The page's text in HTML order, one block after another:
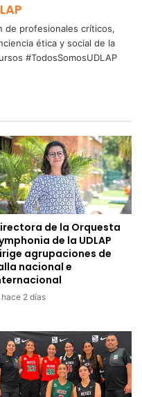
de profesionales críticos,
ética y social de la
#TodosSomosUDLAP
de la Orquesta
de la UDLAP
agrupaciones de
nacional e
hace 2 días